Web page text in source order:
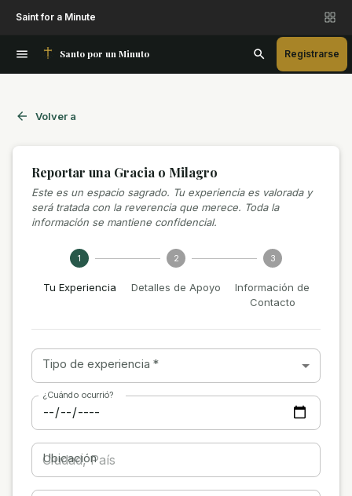
Saint for a Minute
Santo por un Minuto Registrarse
Volver a
Reportar una Gracia o Milagro
Este es un espacio sagrado. Tu experiencia es valorada y
será tratada con la reverencia que merece. Toda la
información se mantiene confidencial.
1
Tu Experiencia
2
Detalles de Apoyo
3
Información de
Contacto
Tipo de experiencia *
¿Cuándo ocurrió?
Ubicación